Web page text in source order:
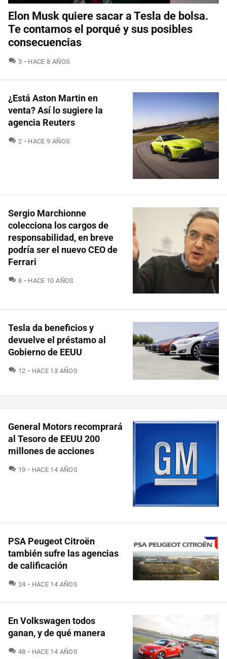
Elon Musk quiere sacar a Tesla de bolsa.
Te contamos el porqué y sus posibles
consecuencias
3 COMENTARIOS
HACE 8 AÑOS
¿Está Aston Martin en
venta? Así lo sugiere la
agencia Reuters
2 COMENTARIOS
HACE 9 AÑOS
Sergio Marchionne
colecciona los cargos de
responsabilidad, en breve
podría ser el nuevo CEO de
Ferrari
8 COMENTARIOS
HACE 10 AÑOS
Tesla da beneficios y
devuelve el préstamo al
Gobierno de EEUU
12 COMENTARIOS
HACE 13 AÑOS
General Motors recomprará
al Tesoro de EEUU 200
millones de acciones
19 COMENTARIOS
HACE 14 AÑOS
PSA Peugeot Citroën
también sufre las agencias
de calificación
24 COMENTARIOS
HACE 14 AÑOS
En Volkswagen todos
ganan, y de qué manera
48 COMENTARIOS
HACE 14 AÑOS